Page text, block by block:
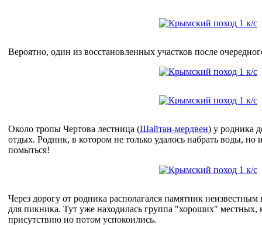
Вероятно, один из восстановленных участков после
Около тропы Чертова лестница (Шайтан-мердвен) у родника
отдых. Родник, в котором не только удалось набрать воды, но
помыться!
Через дорогу от родника располагался памятник неизвестным
для пикника. Тут уже находилась группа "хороших"
присутствию но потом успокоились.